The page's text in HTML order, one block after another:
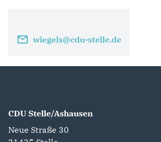
wiegels@cdu-stelle.de
CDU Stelle/Ashausen
Neue Straße 30